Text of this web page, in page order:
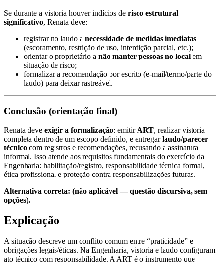
Se durante a vistoria houver indícios de risco estrutural
significativo, Renata deve:
registrar no laudo a necessidade de medidas imediatas
(escoramento, restrição de uso, interdição parcial, etc.);
orientar o proprietário a não manter pessoas no local em
situação de risco;
formalizar a recomendação por escrito (e-mail/termo/parte do
laudo) para deixar rastreável.
Conclusão (orientação final)
Renata deve exigir a formalização: emitir ART, realizar vistoria
completa dentro de um escopo definido, e entregarlaudo/parecer
técnico com registros e recomendações, recusando a assinatura
informal. Isso atende aos requisitos fundamentais do exercício da
Engenharia: habilitação/registro, responsabilidade técnica formal,
ética profissional e proteção contra responsabilizações futuras.
Alternativa correta: (não aplicável — questão discursiva, sem
opções).
Explicação
A situação descreve um conflito comum entre “praticidade” e
obrigações legais/éticas. Na Engenharia, vistoria e laudo configuram
ato técnico com responsabilidade. A ART é o instrumento que